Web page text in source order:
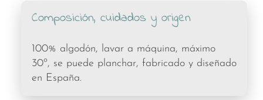
Composición, cuidados y origen
100% algodón, lavar a máquina, máximo
30º, se puede planchar, fabricado y diseñado
en España.